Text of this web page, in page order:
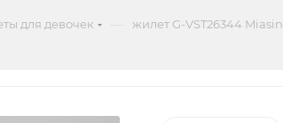
для девочек жилет G-VST26344 Miasin